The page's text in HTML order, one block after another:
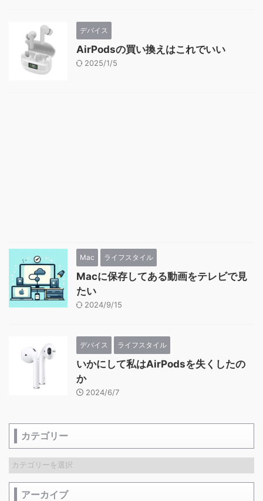
デバイス
AirPodsの買い換えはこれでいい
2025/1/5
Mac ライフスタイル
Macに保存してある動画をテレビで見
たい
2024/9/15
デバイス ライフスタイル
いかにして私はAirPodsを失くしたの
か
2024/6/7
カテゴリー
アーカイブ